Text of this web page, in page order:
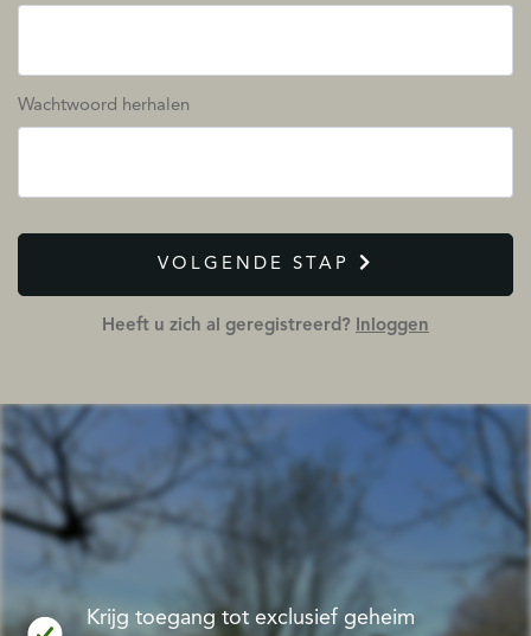
Wachtwoord herhalen
VOLGENDE STAP
Heeft u zich al geregistreerd? Inloggen
Krijg toegang tot exclusief geheim